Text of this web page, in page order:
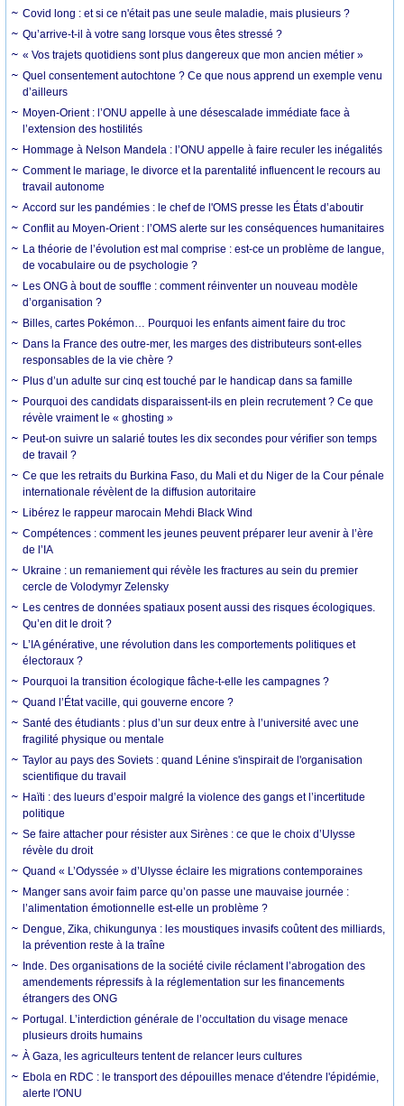
Covid long : et si ce n'était pas une seule maladie, mais plusieurs ?
Qu’arrive-t-il à votre sang lorsque vous êtes stressé ?
« Vos trajets quotidiens sont plus dangereux que mon ancien métier »
Quel consentement autochtone ? Ce que nous apprend un exemple venu
d’ailleurs
Moyen-Orient : l’ONU appelle à une désescalade immédiate face à
l’extension des hostilités
Hommage à Nelson Mandela : l’ONU appelle à faire reculer les inégalités
Comment le mariage, le divorce et la parentalité influencent le recours au
travail autonome
Accord sur les pandémies : le chef de l'OMS presse les États d’aboutir
Conflit au Moyen-Orient : l’OMS alerte sur les conséquences humanitaires
La théorie de l’évolution est mal comprise : est-ce un problème de langue,
de vocabulaire ou de psychologie ?
Les ONG à bout de souffle : comment réinventer un nouveau modèle
d’organisation ?
Billes, cartes Pokémon… Pourquoi les enfants aiment faire du troc
Dans la France des outre-mer, les marges des distributeurs sont-elles
responsables de la vie chère ?
Plus d’un adulte sur cinq est touché par le handicap dans sa famille
Pourquoi des candidats disparaissent-ils en plein recrutement ? Ce que
révèle vraiment le « ghosting »
Peut-on suivre un salarié toutes les dix secondes pour vérifier son temps
de travail ?
Ce que les retraits du Burkina Faso, du Mali et du Niger de la Cour pénale
internationale révèlent de la diffusion autoritaire
Libérez le rappeur marocain Mehdi Black Wind
Compétences : comment les jeunes peuvent préparer leur avenir à l’ère
de l’IA
Ukraine : un remaniement qui révèle les fractures au sein du premier
cercle de Volodymyr Zelensky
Les centres de données spatiaux posent aussi des risques écologiques.
Qu’en dit le droit ?
L’IA générative, une révolution dans les comportements politiques et
électoraux ?
Pourquoi la transition écologique fâche-t-elle les campagnes ?
Quand l’État vacille, qui gouverne encore ?
Santé des étudiants : plus d’un sur deux entre à l’université avec une
fragilité physique ou mentale
Taylor au pays des Soviets : quand Lénine s'inspirait de l'organisation
scientifique du travail
Haïti : des lueurs d’espoir malgré la violence des gangs et l’incertitude
politique
Se faire attacher pour résister aux Sirènes : ce que le choix d’Ulysse
révèle du droit
Quand « L’Odyssée » d’Ulysse éclaire les migrations contemporaines
Manger sans avoir faim parce qu’on passe une mauvaise journée :
l’alimentation émotionnelle est-elle un problème ?
Dengue, Zika, chikungunya : les moustiques invasifs coûtent des milliards,
la prévention reste à la traîne
Inde. Des organisations de la société civile réclament l’abrogation des
amendements répressifs à la réglementation sur les financements
étrangers des ONG
Portugal. L’interdiction générale de l’occultation du visage menace
plusieurs droits humains
À Gaza, les agriculteurs tentent de relancer leurs cultures
Ebola en RDC : le transport des dépouilles menace d'étendre l'épidémie,
alerte l'ONU